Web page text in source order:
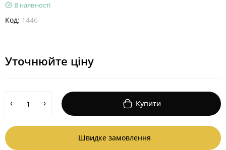
В наявності
Код: 1446
Уточнюйте ціну
Купити
Швидке замовлення